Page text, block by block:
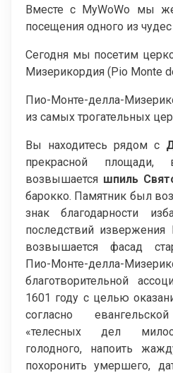
Вместе с MyWoWo мы
посещения одного из чудес
Сегодня мы посетим
Мизерикордия (Pio Monte
Пио-Монте-делла-
из самых трогательных
Вы находитесь рядом с
прекрасной
возвышается шпиль
барокко. Памятник был
знак благодарности
последствий
возвышается фасад
Пио-Монте-делла-
благотворительной
1601 году с целью
согласно
«телесных дел
голодного, напоить
похоронить умершего,